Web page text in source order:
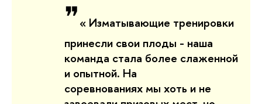
❞« Изматывающие тренировки
принесли свои плоды - наша
команда стала более слаженной
и опытной. На
соревнованиях мы хоть и не